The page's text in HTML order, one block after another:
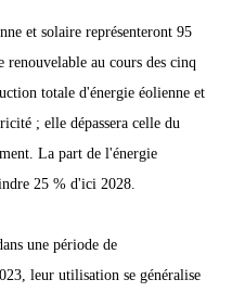
et solaire représenteront 95
au cours des cinq
totale d'énergie éolienne et
; elle dépassera celle du
La part de l'énergie
25 % d'ici 2028.
une période de
leur utilisation se généralise